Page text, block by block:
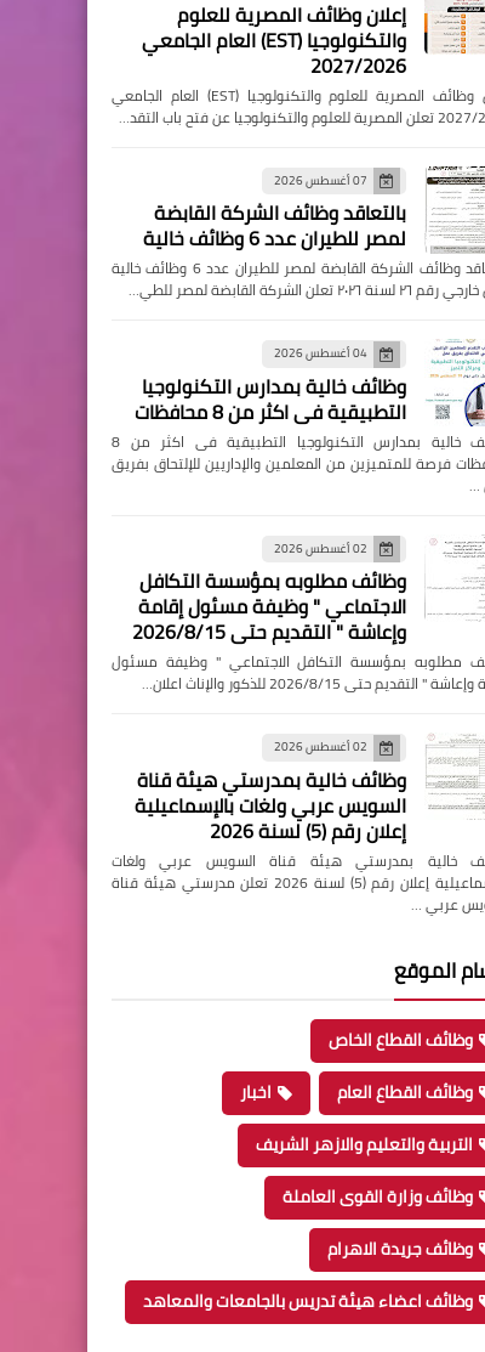
إعلان وظائف المصرية للعلوم
والتكنولوجيا (EST) العام الجامعي
2027/2026
إعلان وظائف المصرية للعلوم والتكنولوجيا (EST) العام الجامعي
والتكنولوجيا عن فتح باب التقد…
07 أغسطس 2026
بالتعاقد وظائف الشركة القابضة
لمصر للطيران عدد 6 وظائف خالية
بالتعاقد وظائف الشركة القابضة لمصر للطيران عدد 6 وظائف خالية
٢٠٢٦ تعلن الشركة القابضة لمصر للطي…
04 أغسطس 2026
وظائف خالية بمدارس التكنولوجيا
التطبيقية فى اكثر من 8 محافظات
وظائف خالية بمدارس التكنولوجيا التطبيقية فى اكثر من 8
فرصة للمتميزين من المعلمين والإداريين للإلتحاق بفريق
…
02 أغسطس 2026
وظائف مطلوبه بمؤسسة التكافل
الاجتماعي " وظيفة مسئول إقامة
وإعاشة " التقديم حتى 2026/8/15
مطلوبه بمؤسسة التكافل الاجتماعي " وظيفة مسئول
" التقديم حتى 2026/8/15 للذكور والإناث اعلان…
02 أغسطس 2026
وظائف خالية بمدرستي هيئة قناة
السويس عربي ولغات بالإسماعيلية
إعلان رقم (5) لسنة 2026
خالية بمدرستي هيئة قناة السويس عربي ولغات
بالإسماعيلية إعلان رقم (5) لسنة 2026 تعلن مدرستي هيئة قناة
عربي …
الموقع
وظائف القطاع الخاص
وظائف القطاع العام
اخبار
التربية والتعليم والازهر الشريف
وظائف وزارة القوى العاملة
وظائف جريدة الاهرام
وظائف اعضاء هيئة تدريس بالجامعات والمعاهد